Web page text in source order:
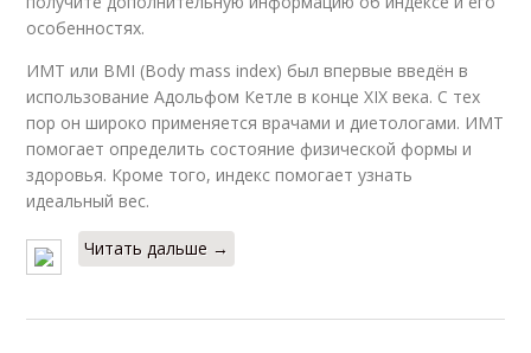
особенностях.
ИМТ или BMI (Body mass index) был впервые введён в
использование Адольфом Кетле в конце XIX века. С тех
пор он широко применяется врачами и диетологами. ИМТ
помогает определить состояние физической формы и
здоровья. Кроме того, индекс помогает узнать
идеальный вес.
Читать дальше →